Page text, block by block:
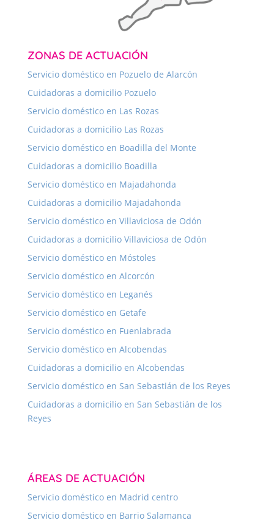
ZONAS DE ACTUACIÓN
Servicio doméstico en Pozuelo de Alarcón
Cuidadoras a domicilio Pozuelo
Servicio doméstico en Las Rozas
Cuidadoras a domicilio Las Rozas
Servicio doméstico en Boadilla del Monte
Cuidadoras a domicilio Boadilla
Servicio doméstico en Majadahonda
Cuidadoras a domicilio Majadahonda
Servicio doméstico en Villaviciosa de Odón
Cuidadoras a domicilio Villaviciosa de Odón
Servicio doméstico en Móstoles
Servicio doméstico en Alcorcón
Servicio doméstico en Leganés
Servicio doméstico en Getafe
Servicio doméstico en Fuenlabrada
Servicio doméstico en Alcobendas
Cuidadoras a domicilio en Alcobendas
Servicio doméstico en San Sebastián de los Reyes
Cuidadoras a domicilio en San Sebastián de los
Reyes
ÁREAS DE ACTUACIÓN
Servicio doméstico en Madrid centro
Servicio doméstico en Barrio Salamanca